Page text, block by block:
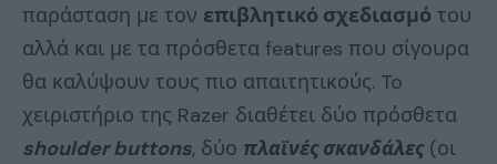
παράσταση με τον επιβλητικό σχεδιασμό του
αλλά και με τα πρόσθετα features που σίγουρα
θα καλύψουν τους πιο απαιτητικούς. To
χειριστήριο της Razer διαθέτει δύο πρόσθετα
shoulder buttons, δύο πλαϊνές σκανδάλες(οι